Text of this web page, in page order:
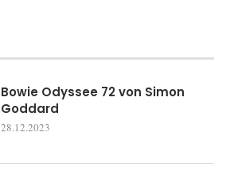
Bowie Odyssee 72 von Simon
Goddard
28.12.2023